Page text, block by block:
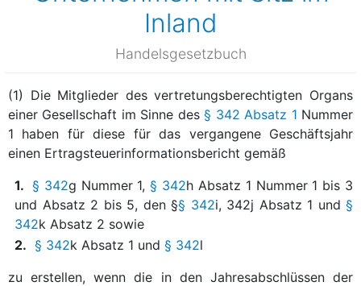
Inland
Handelsgesetzbuch
(1) Die Mitglieder des vertretungsberechtigten Organs
einer Gesellschaft im Sinne des§ 342 Absatz 1 Nummer
1 haben für diese für das vergangene Geschäftsjahr
einen Ertragsteuerinformationsbericht gemäß
1. § 342g Nummer 1,§ 342h Absatz 1 Nummer 1 bis 3
und Absatz 2 bis 5, den §§ 342i, 342j Absatz 1 und §
342k Absatz 2 sowie
2. § 342k Absatz 1 und § 342l
zu erstellen, wenn die in den Jahresabschlüssen der